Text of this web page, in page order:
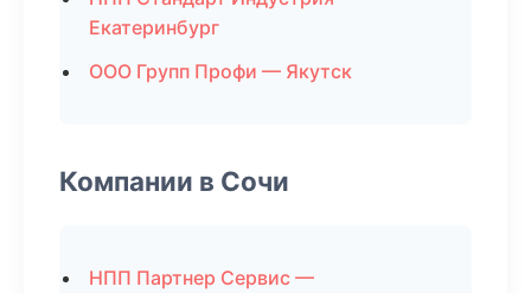
Екатеринбург
ООО Групп Профи — Якутск
Компании в Сочи
НПП Партнер Сервис —